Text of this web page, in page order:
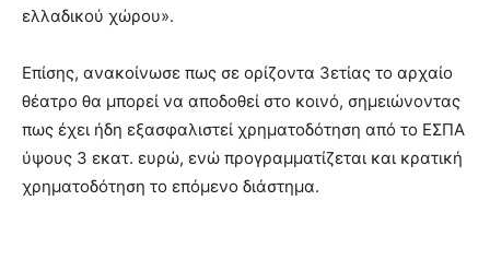
ελλαδικού χώρου».
Επίσης, ανακοίνωσε πως σε ορίζοντα 3ετίας το αρχαίο
θέατρο θα μπορεί να αποδοθεί στο κοινό, σημειώνοντας
πως έχει ήδη εξασφαλιστεί χρηματοδότηση από το ΕΣΠΑ
ύψους 3 εκατ. ευρώ, ενώ προγραμματίζεται και κρατική
χρηματοδότηση το επόμενο διάστημα.